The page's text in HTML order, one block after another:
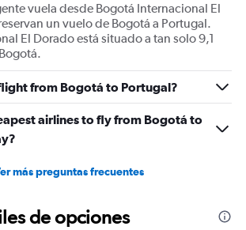
vuela desde Bogotá Internacional El
un vuelo de Bogotá a Portugal.
El Dorado está situado a tan solo 9,1
from Bogotá to Portugal?
airlines to fly from Bogotá to
más preguntas frecuentes
de opciones